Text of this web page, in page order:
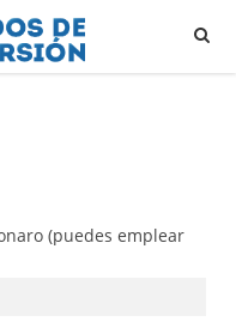
(puedes emplear